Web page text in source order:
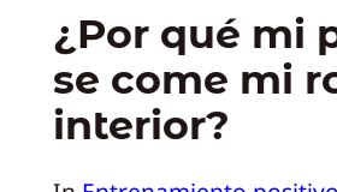
¿Por qué mi
se come mi
interior?